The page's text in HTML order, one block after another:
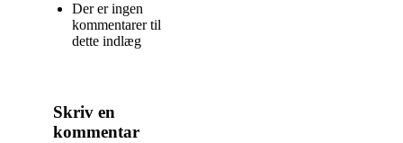
Der er ingen
kommentarer til
dette indlæg
Skriv en
kommentar